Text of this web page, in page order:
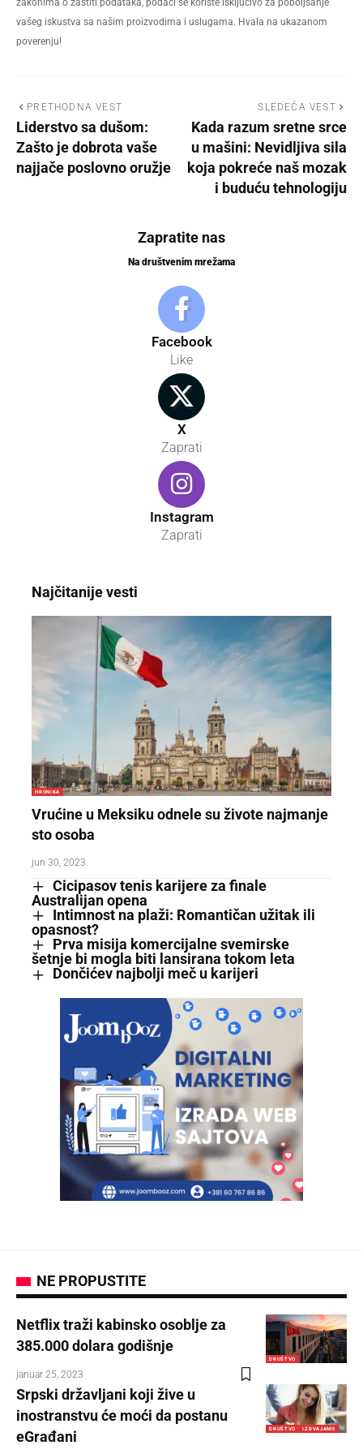
vašeg iskustva sa našim proizvodima i uslugama. Hvala na ukazanom
poverenju!
PRETHODNA VEST
Liderstvo sa dušom:
Zašto je dobrota vaše
najjače poslovno oružje
SLEDEĆA VEST
Kada razum sretne srce
u mašini: Nevidljiva sila
koja pokreće naš mozak
i buduću tehnologiju
Zapratite nas
Na društvenim mrežama
Facebook
Like
X
Zaprati
Instagram
Zaprati
Najčitanije vesti
HRONIKA
Vrućine u Meksiku odnele su živote najmanje
sto osoba
jun 30, 2023
Cicipasov tenis karijere za finale
Australijan opena
Intimnost na plaži: Romantičan užitak ili
opasnost?
Prva misija komercijalne svemirske
šetnje bi mogla biti lansirana tokom leta
Dončićev najbolji meč u karijeri
NE PROPUSTITE
DRUŠTVO
Netflix traži kabinsko osoblje za
385.000 dolara godišnje
januar 25, 2023
DRUŠTVO IZDVAJAMO
Srpski državljani koji žive u
inostranstvu će moći da postanu
eGrađani